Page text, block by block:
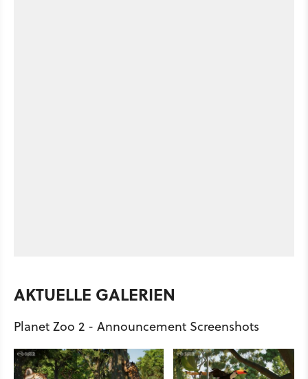
AKTUELLE GALERIEN
Planet Zoo 2 - Announcement Screenshots